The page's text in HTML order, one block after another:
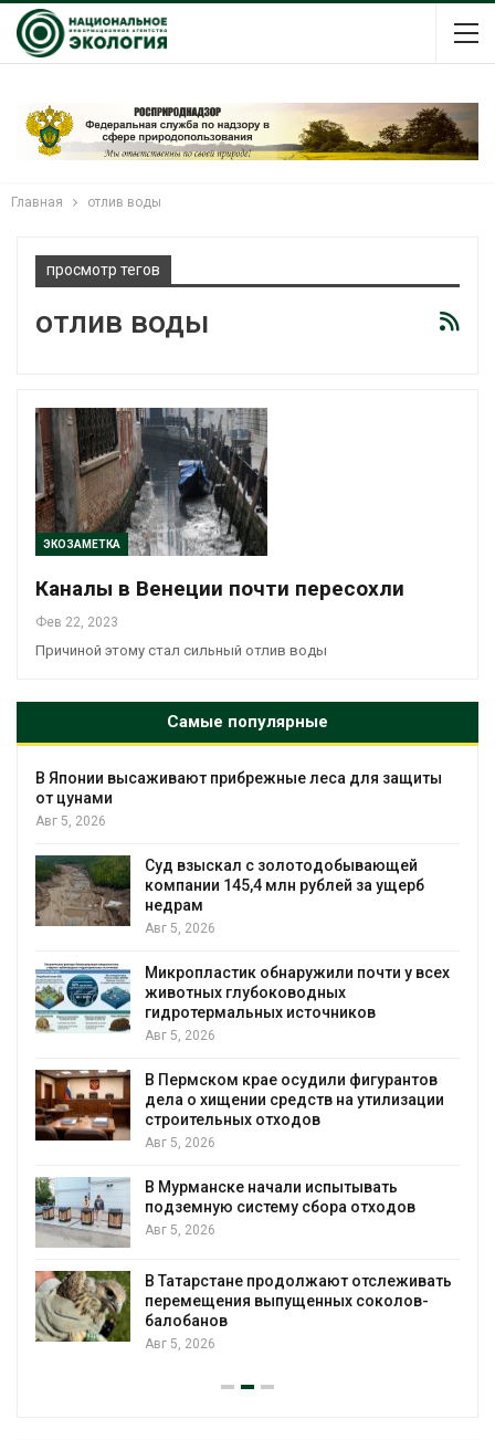
Главная отлив воды
просмотр тегов
отлив воды
ЭКОЗАМЕТКА
Каналы в Венеции почти пересохли
Фев 22, 2023
Причиной этому стал сильный отлив воды
Самые популярные
В Японии высаживают прибрежные леса для защиты
от цунами
Авг 5, 2026
Суд взыскал с золотодобывающей
компании 145,4 млн рублей за ущерб
недрам
Авг 5, 2026
Микропластик обнаружили почти у всех
животных глубоководных
гидротермальных источников
Авг 5, 2026
В Пермском крае осудили фигурантов
дела о хищении средств на утилизации
строительных отходов
Авг 5, 2026
В Мурманске начали испытывать
подземную систему сбора отходов
Авг 5, 2026
В Татарстане продолжают отслеживать
перемещения выпущенных соколов-
балобанов
Авг 5, 2026